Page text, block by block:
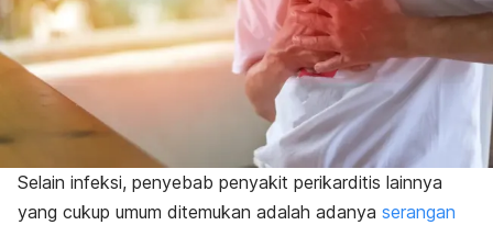
Selain infeksi, penyebab penyakit perikarditis lainnya
yang cukup umum ditemukan adalah adanya serangan